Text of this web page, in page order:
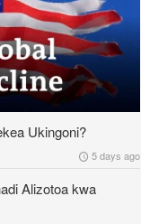
Ukingoni?
5 days ago
Alizotoa kwa